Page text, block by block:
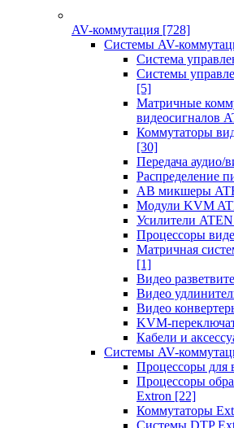
AV-коммутация [728]
Системы AV-
Система
Системы
[5]
Матричные
видеосигналов
Коммутаторы
[30]
Передача аудио/
Распределение
АВ микшеры
Модули KVM
Усилители ATEN
Процессоры
Матричная
[1]
Видео
Видео
Видео
KVM-
Кабели и
Системы AV-
Процессоры для
Процессоры
Extron [22]
Коммутаторы
Системы DTP